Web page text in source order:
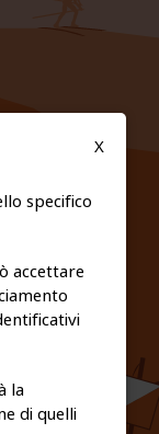
X
specifico
accettare
la
di quelli